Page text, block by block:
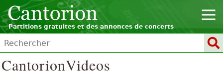
Partitions gratuites et des annonces de concerts
CantorionVideos